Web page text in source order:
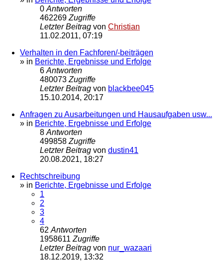
0 Antworten
462269 Zugriffe
Letzter Beitrag von Christian
11.02.2011, 07:19
Verhalten in den Fachforen/-beiträgen
» in Berichte, Ergebnisse und Erfolge
6 Antworten
480073 Zugriffe
Letzter Beitrag von blackbee045
15.10.2014, 20:17
Anfragen zu Ausarbeitungen und Hausaufgaben usw...
» in Berichte, Ergebnisse und Erfolge
8 Antworten
499858 Zugriffe
Letzter Beitrag von dustin41
20.08.2021, 18:27
Rechtschreibung
» in Berichte, Ergebnisse und Erfolge
1
2
3
4
62 Antworten
1958611 Zugriffe
Letzter Beitrag von nur_wazaari
18.12.2019, 13:32